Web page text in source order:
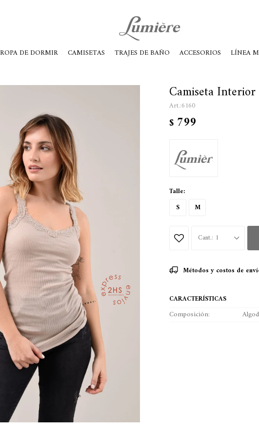
ROPA DE DORMIR CAMISETAS TRAJES DE BAÑO ACCESORIOS LÍNEA
Camiseta
6160
$ 799
Talle:
S
M
1
Métodos y costos de
CARACTERÍSTICAS
Composición